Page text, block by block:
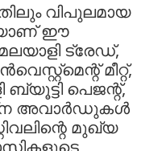
വിപുലമായ
ഈ
ട്രേഡ്,
മീറ്റ്,
പെജന്റ്,
അവാര്‍ഡുകള്‍
മുഖ്യ